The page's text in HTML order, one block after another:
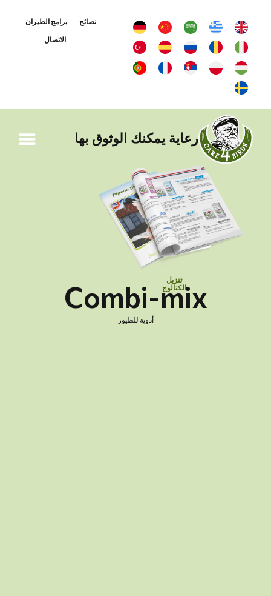
نصائح برامج الطيران
الاتصال
رعاية يمكنك الوثوق بها
تنزيل
الكتالوج
Combi-mix
أدوية للطيور